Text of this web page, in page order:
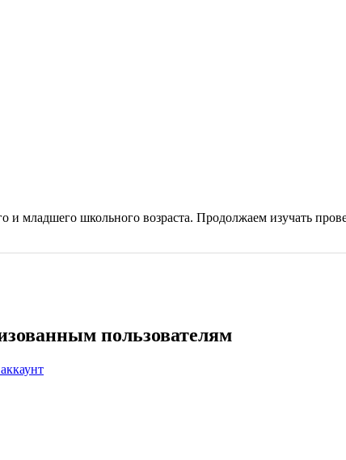
младшего школьного возраста. Продолжаем изучать
пользователям